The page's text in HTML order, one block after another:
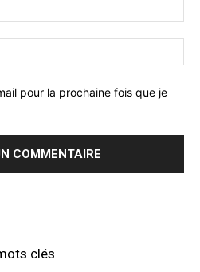
pour la prochaine fois que je
clés